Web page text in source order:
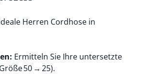
Herren Cordhose in
Ermitteln Sie Ihre untersetzte
50 → 25).